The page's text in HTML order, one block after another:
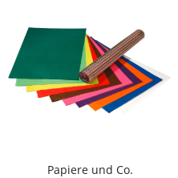
Papiere und Co.